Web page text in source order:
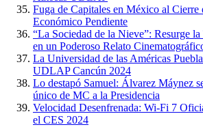
Fuga de Capitales en México al
Económico Pendiente
“La Sociedad de la Nieve”: Resurge
en un Poderoso Relato
La Universidad de las Américas
UDLAP Cancún 2024
Lo destapó Samuel: Álvarez Máynez
único de MC a la Presidencia
Velocidad Desenfrenada: Wi-Fi 7
el CES 2024